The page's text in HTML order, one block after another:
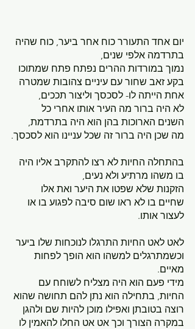
יום אחד התעורר כוח אחר ביער, כוח שהיה
בתרדמה אלפי שנים,
נמוך במורדות ההרים נפתח פתח שמתוכו
בקע זאב שחור עם עיניים צהובות שמטרה
אחת הייתה לו- לסכסך וליצור תככים,
לא היה ברור מה העיר אותו אחרי כל
השנים הארוכות בהן הוא היה בתרדמת,
מה שכן היה ברור זה שכל עניינו הוא לסכסך.
בהתחלה החיות לא רצו להתקרב אליו היה
בו משהו מרתיע ולא נעים,
הזקנות שלא שפטו את היער ואת אלו
שחיים בו לא ראו שום סיבה לפגוע בו או
לעצור אותו.
לאט לאט החיות התרגלו לנוכחות שלו ביער
וכשמתרגלים למשהו הוא הופך לפחות
מאיים.
מידי פעם הוא היה מצליח לשוחח עם
החיות, בתחילה הוא נתן להם תחושה שהוא
רוצה בטובתן ואפילו מוכן להיות שם ולהגן
במקרה הצורך וכך אט אט החלו להאמין לו